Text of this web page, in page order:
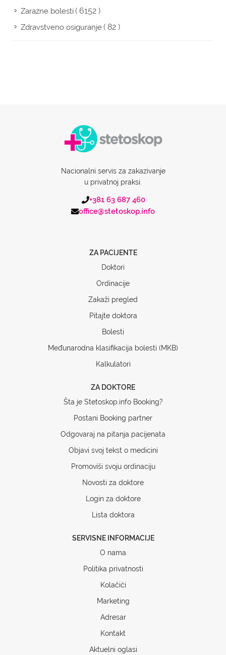
Zarazne bolesti( 6152 )
Zdravstveno osiguranje( 82 )
Nacionalni servis za zakazivanje
u privatnoj praksi.
+381 63 687 460
office@stetoskop.info
ZA PACIJENTE
Doktori
Ordinacije
Zakaži pregled
Pitajte doktora
Bolesti
Međunarodna klasifikacija bolesti (MKB)
Kalkulatori
ZA DOKTORE
Šta je Stetoskop.info Booking?
Postani Booking partner
Odgovaraj na pitanja pacijenata
Objavi svoj tekst o medicini
Promoviši svoju ordinaciju
Novosti za doktore
Login za doktore
Lista doktora
SERVISNE INFORMACIJE
O nama
Politika privatnosti
Kolačići
Marketing
Adresar
Kontakt
Aktuelni oglasi